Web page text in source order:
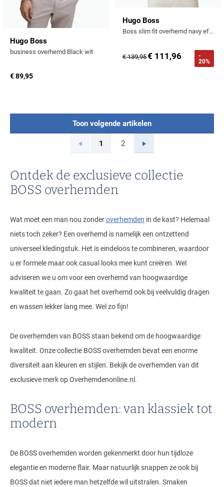
Hugo Boss
business overhemd Black wit
€ 89,95
Hugo Boss
Boss slim fit overhemd navy effen lange mouw
€ 139,95€ 111,96
-
20%
Toon volgende artikelen
Vorige
Current Page
1
Page
2 Volgende
Ontdek de exclusieve collectie
BOSS overhemden
Wat moet een man nou zonderoverhemden in de kast? Helemaal
niets toch zeker? Een overhemd is namelijk een ontzettend
universeel kledingstuk. Het is eindeloos te combineren, waardoor
u er formele maar ook casual looks mee kunt creëren. Wel
adviseren we u om voor een overhemd van hoogwaardige
kwaliteit te gaan. Zo gaat het overhemd ook bij veelvuldig dragen
en wassen lekker lang mee. Wel zo fijn!
De overhemden van BOSS staan bekend om de hoogwaardige
kwaliteit. Onze collectie BOSS overhemden bevat een enorme
diversiteit aan kleuren en stijlen. Bekijk de overhemden van dit
exclusieve merk op Overhemdenonline.nl.
BOSS overhemden: van klassiek tot
modern
De BOSS overhemden worden gekenmerkt door hun tijdloze
elegantie en moderne flair. Maar natuurlijk snappen ze ook bij
BOSS dat niet iedere man hetzelfde wil uitstralen. Smaken